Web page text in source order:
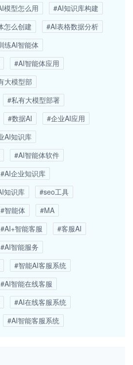
模型怎么用
#AI知识库构建
怎么创建
#AI表格数据分析
练AI智能体
#AI智能体应用
大模型部
#私有大模型部署
#数据AI
#企业AI应用
AI知识库
#AI智能体软件
#AI企业知识库
知识库
#seo工具
#智能体
#MA
#AI+智能客服
#客服AI
#AI智能服务
#智能AI客服系统
#AI智能在线客服
#AI在线客服系统
#AI智能客服系统